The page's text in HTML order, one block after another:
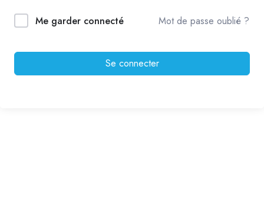
Me garder connecté Mot de passe oublié ?
Se connecter